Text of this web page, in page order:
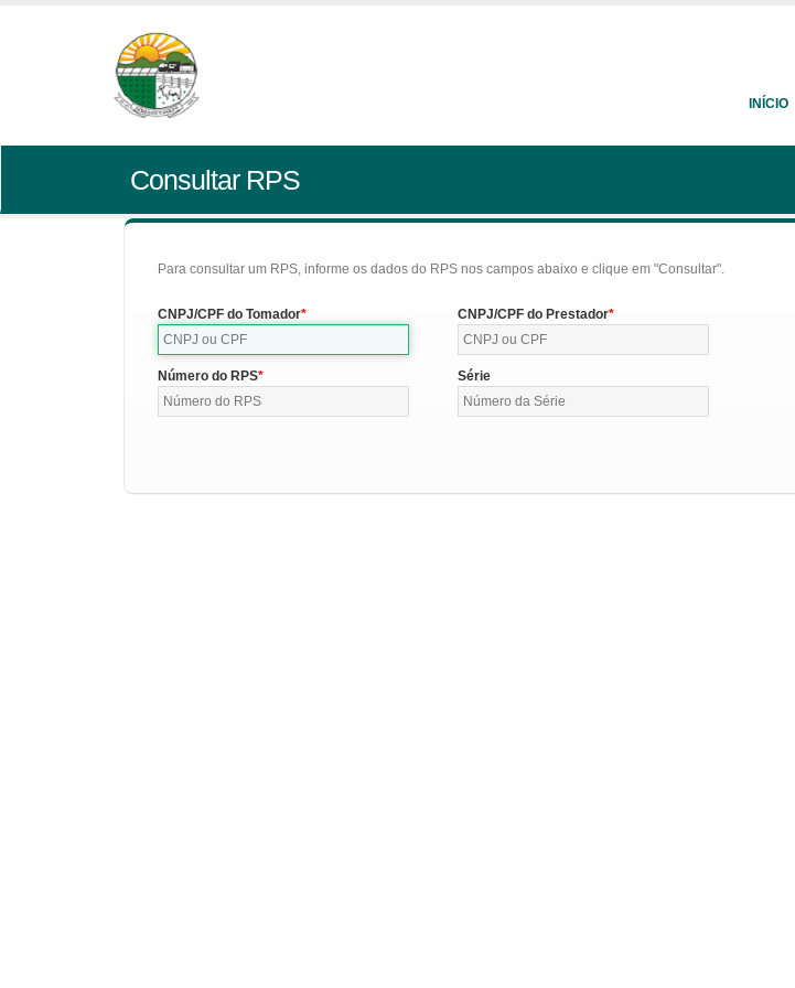
INÍCIO
Consultar RPS
Para consultar um RPS, informe os dados do RPS nos campos abaixo e clique em "Consultar".
CNPJ/CPF do Tomador CNPJ/CPF do Prestador
Número do RPS Série